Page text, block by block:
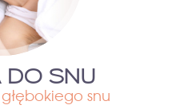
DO SNU
snu